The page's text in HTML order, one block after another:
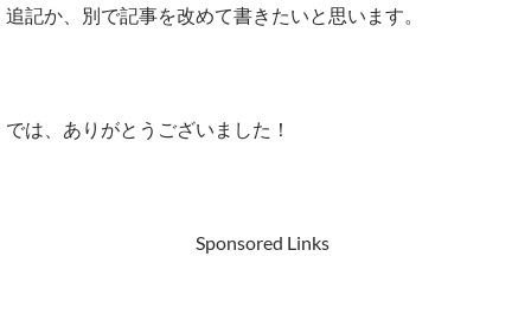
追記か、別で記事を改めて書きたいと思います。
では、ありがとうございました！
Sponsored Links